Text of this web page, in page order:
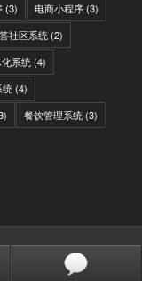
(3) 电商小程序(3)
社区系统(2)
系统(4)
统(4)
餐饮管理系统(3)
统，WMS海外仓系